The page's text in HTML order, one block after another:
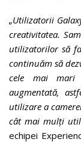
„Utilizatorii
creativitatea.
utilizatorilor să
continuăm să
cele mai mari
augmentată,
utilizare a
cât mai mulți
echipei